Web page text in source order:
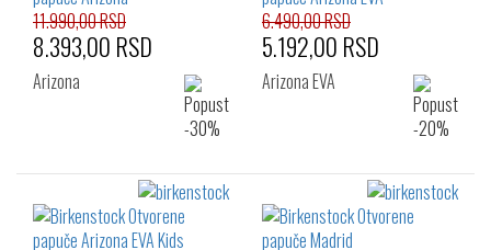
11.990,00 RSD
8.393,00 RSD
Arizona
6.490,00 RSD
5.192,00 RSD
Arizona EVA